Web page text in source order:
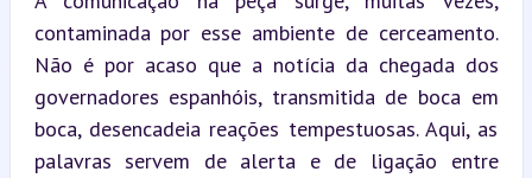
contaminada por esse ambiente de cerceamento.
Não é por acaso que a notícia da chegada dos
governadores espanhóis, transmitida de boca em
boca, desencadeia reações tempestuosas. Aqui, as
palavras servem de alerta e de ligação entre